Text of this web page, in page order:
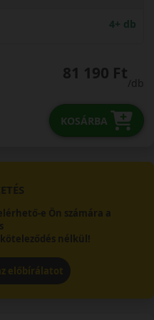
4+ db
81 190 Ft
/db
KOSÁRBA
e Ön számára a
nélkül!
előbírálatot